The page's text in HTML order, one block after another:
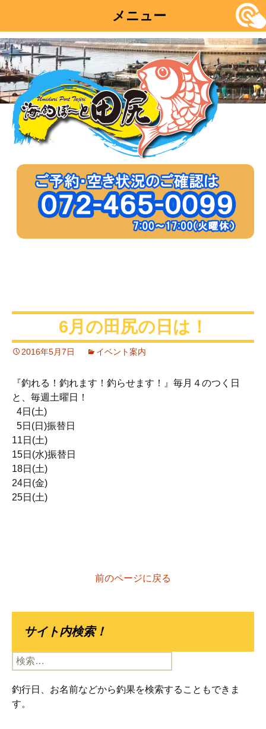
メニュー
コ
ン
テ
ン
ツ
6月の田尻の日は！
2016年5月7日 イベント案内
『釣れる！釣れます！釣らせます！』毎月４のつく日
と、毎週土曜日！
4日(土)
5日(日)振替日
11日(土)
15日(水)振替日
18日(土)
24日(金)
25日(土)
前のページに戻る
サイト内検索！
検
索:
釣行日、お名前などから釣果を検索することもできま
す。